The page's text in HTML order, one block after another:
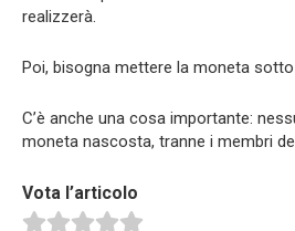
realizzerà.
Poi, bisogna mettere la moneta
C’è anche una cosa importante:
moneta nascosta, tranne i membri
Vota l’articolo